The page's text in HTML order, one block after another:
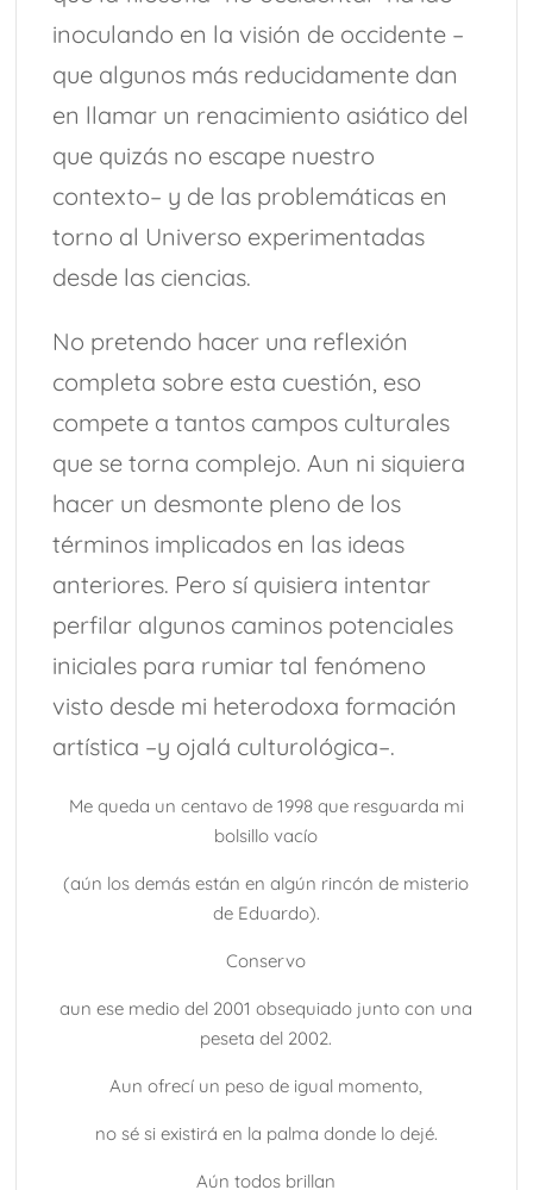
inoculando en la visión de occidente –
que algunos más reducidamente dan
en llamar un renacimiento asiático del
que quizás no escape nuestro
contexto– y de las problemáticas en
torno al Universo experimentadas
desde las ciencias.
No pretendo hacer una reflexión
completa sobre esta cuestión, eso
compete a tantos campos culturales
que se torna complejo. Aun ni siquiera
hacer un desmonte pleno de los
términos implicados en las ideas
anteriores. Pero sí quisiera intentar
perfilar algunos caminos potenciales
iniciales para rumiar tal fenómeno
visto desde mi heterodoxa formación
artística –y ojalá culturológica–.
Me queda un centavo de 1998 que resguarda mi
bolsillo vacío
(aún los demás están en algún rincón de misterio
de Eduardo).
Conservo
aun ese medio del 2001 obsequiado junto con una
peseta del 2002.
Aun ofrecí un peso de igual momento,
no sé si existirá en la palma donde lo dejé.
Aún todos brillan